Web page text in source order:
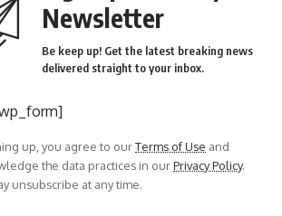
Newsletter
Be keep up! Get the latest breaking news
delivered straight to your inbox.
up, you agree to ourTerms of Use and
the data practices in ourPrivacy Policy.
unsubscribe at any time.